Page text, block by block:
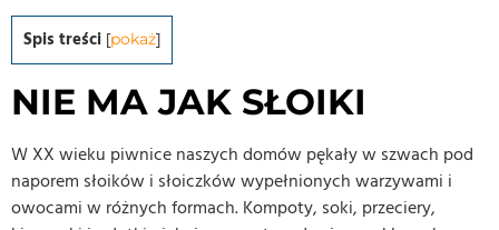
Spis treści [pokaż]
NIE MA JAK SŁOIKI
W XX wieku piwnice naszych domów pękały w szwach pod
naporem słoików i słoiczków wypełnionych warzywami i
owocami w różnych formach. Kompoty, soki, przeciery,